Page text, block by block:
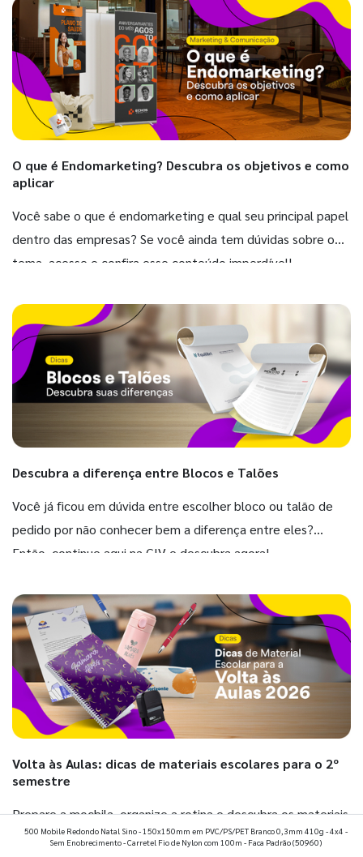
O que é Endomarketing? Descubra os objetivos e como
aplicar
Você sabe o que é endomarketing e qual seu principal papel
dentro das empresas? Se você ainda tem dúvidas sobre o
tema, acesse e confira esse conteúdo imperdível!
Descubra a diferença entre Blocos e Talões
Você já ficou em dúvida entre escolher bloco ou talão de
pedido por não conhecer bem a diferença entre eles?
Então, continue aqui na GIV e descubra agora!
Volta às Aulas: dicas de materiais escolares para o 2º
semestre
Prepare a mochila, organize a rotina e descubra os materiais
que fazem toda diferença para começar o segundo
500 Mobile Redondo Natal Sino - 150x150mm em PVC/PS/PET Branco 0,3mm 410g - 4x4 -
Sem Enobrecimento - Carretel Fio de Nylon com 100m - Faca Padrão(50960)